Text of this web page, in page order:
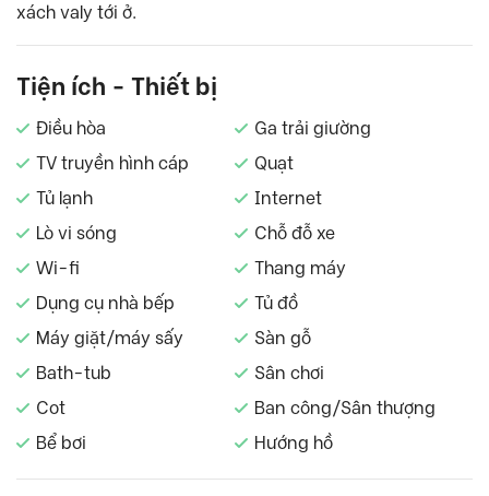
xách valy tới ở.
Tiện ích - Thiết bị
Điều hòa
Ga trải giường
TV truyền hình cáp
Quạt
Tủ lạnh
Internet
Lò vi sóng
Chỗ đỗ xe
Wi-fi
Thang máy
Dụng cụ nhà bếp
Tủ đồ
Máy giặt/máy sấy
Sàn gỗ
Bath-tub
Sân chơi
Cot
Ban công/Sân thượng
Bể bơi
Hướng hồ